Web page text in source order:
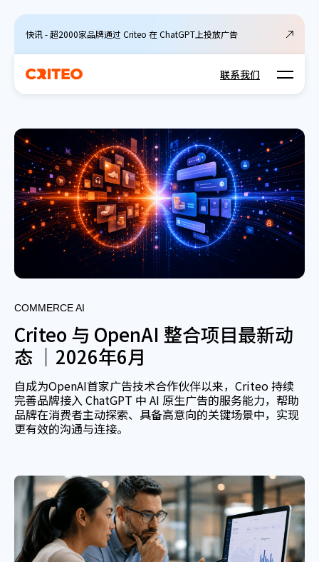
快讯 - 超2000家品牌通过 Criteo 在 ChatGPT上投放广告
联系我们 Open
COMMERCE AI
Criteo 与 OpenAI 整合项目最新动
态 ｜2026年6月
自成为OpenAI首家广告技术合作伙伴以来，Criteo 持续
完善品牌接入 ChatGPT 中 AI 原生广告的服务能力，帮助
品牌在消费者主动探索、具备高意向的关键场景中，实现
更有效的沟通与连接。